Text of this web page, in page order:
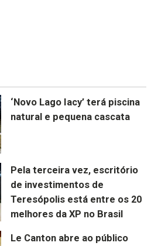
‘Novo Lago Iacy’ terá piscina
natural e pequena cascata
Pela terceira vez, escritório
de investimentos de
Teresópolis está entre os 20
melhores da XP no Brasil
Le Canton abre ao público